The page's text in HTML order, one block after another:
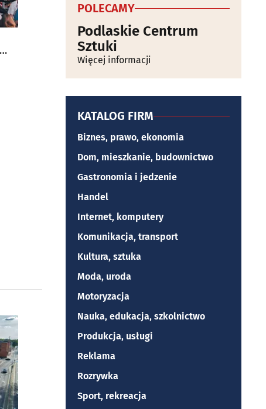
POLECAMY
Podlaskie Centrum
Sztuki
Więcej informacji
KATALOG FIRM
Biznes, prawo, ekonomia
Dom, mieszkanie, budownictwo
Gastronomia i jedzenie
Handel
Internet, komputery
Komunikacja, transport
Kultura, sztuka
Moda, uroda
Motoryzacja
Nauka, edukacja, szkolnictwo
Produkcja, usługi
Reklama
Rozrywka
Sport, rekreacja